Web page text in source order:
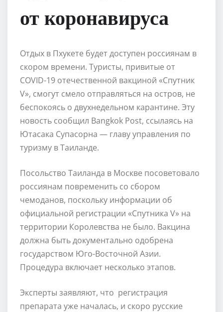
от коронавируса
Отдых в Пхукете будет доступен россиянам в
скором времени. Туристы, привитые от
COVID-19 отечественной вакциной «Спутник
V», смогут смело отправляться на остров, не
беспокоясь о двухнедельном карантине. Эту
новость сообщил Bangkok Post, ссылаясь на
Ютасака Супасорна — главу управления по
туризму в Таиланде.
Посольство Таиланда в Москве посоветовало
россиянам повременить со сбором
чемоданов, поскольку информации об
официальной регистрации «Спутника V» на
территории Королевства не было. Вакцина
должна быть документально одобрена
государством Юго-Восточной Азии.
Процедура включает несколько этапов.
Эксперты заявляют, что регистрация
препарата уже началась, и скоро русские